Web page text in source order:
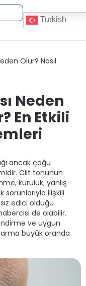
Turkish
Olur? Nasıl
Neden
En Etkili
ancak çoğu
Cilt tonunun
kuruluk, yanlış
sorunlarıyla ilişkili
edici olduğu
de olabilir.
ve uygun
büyük oranda